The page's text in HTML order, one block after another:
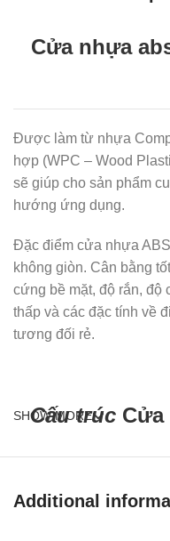
Cửa nhựa
Được làm từ nhựa
hợp (WPC – Wood
sẽ giúp cho sản phẩm
hướng ứng dụng.
Đặc điểm cửa nhựa
không giòn. Cân bằng
cứng bề mặt, độ rắn, độ
thấp và các đặc tính về
tương đối rẻ.
Cấu trúc
cấu
SHOW MORE
Additional